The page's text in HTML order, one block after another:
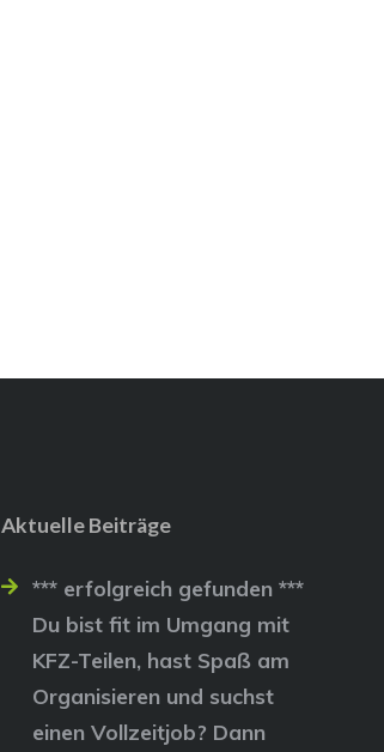
Aktuelle Beiträge
*** erfolgreich gefunden ***
Du bist fit im Umgang mit
KFZ-Teilen, hast Spaß am
Organisieren und suchst
einen Vollzeitjob? Dann